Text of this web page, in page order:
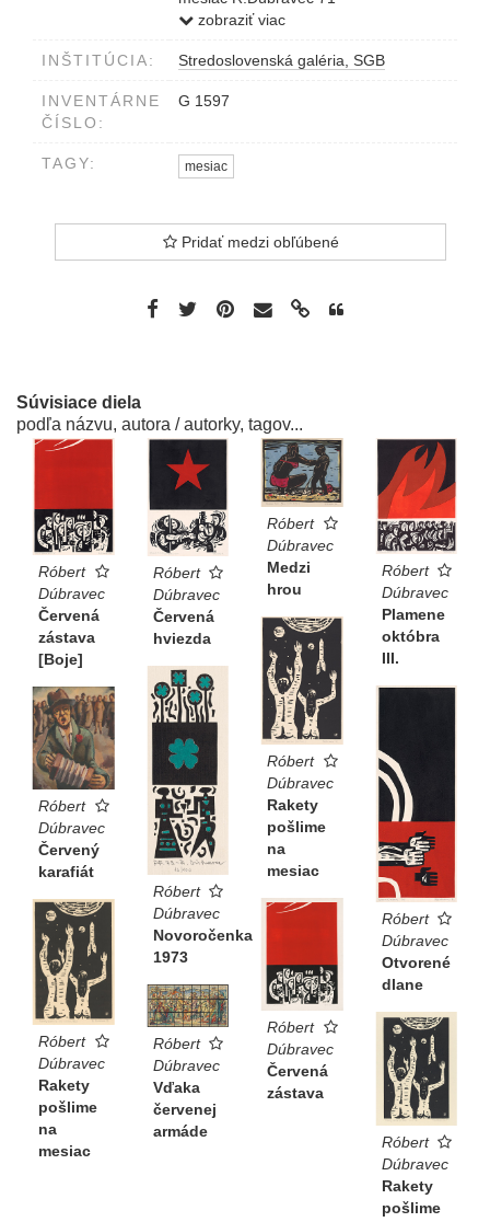
vľavo dole na grafike DR
zobraziť viac
INŠTITÚCIA: Stredoslovenská galéria, SGB
INVENTÁRNE
ČÍSLO:
G 1597
TAGY: mesiac
Pridať medzi obľúbené
Súvisiace diela
podľa názvu, autora / autorky, tagov...
Róbert
Dúbravec
Červená
zástava
[Boje]
Róbert
Dúbravec
Červená
hviezda
Róbert
Dúbravec
Medzi
hrou
Róbert
Dúbravec
Plamene
októbra
III.
Róbert
Dúbravec
Rakety
pošlime
na
mesiac
Róbert
Dúbravec
Novoročenka
1973
Róbert
Dúbravec
Otvorené
dlane
Róbert
Dúbravec
Červený
karafiát
Róbert
Dúbravec
Červená
zástava
Róbert
Dúbravec
Rakety
pošlime
na
mesiac
Róbert
Dúbravec
Vďaka
červenej
armáde
Róbert
Dúbravec
Rakety
pošlime